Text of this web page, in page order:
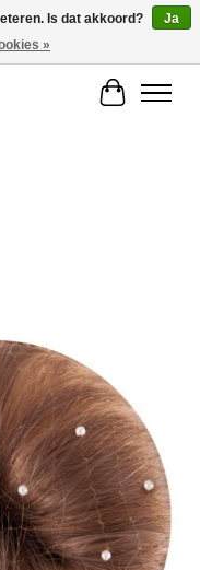
Is dat akkoord?
Ja
»